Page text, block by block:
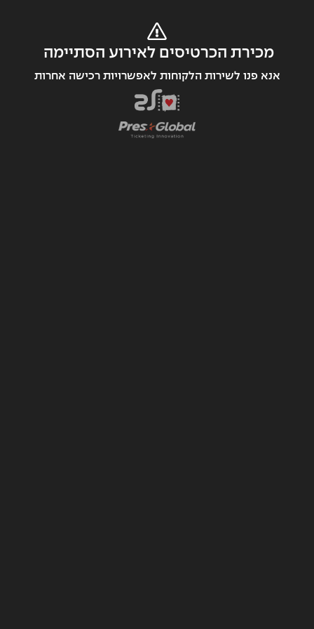
מכירת הכרטיסים לאירוע הסתיימה
אנא פנו לשירות הלקוחות לאפשרויות רכישה אחרות